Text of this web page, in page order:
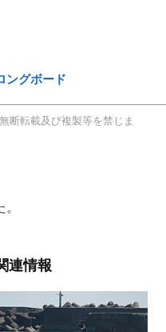
ングボード
断転載及び複製等を禁じま
連情報